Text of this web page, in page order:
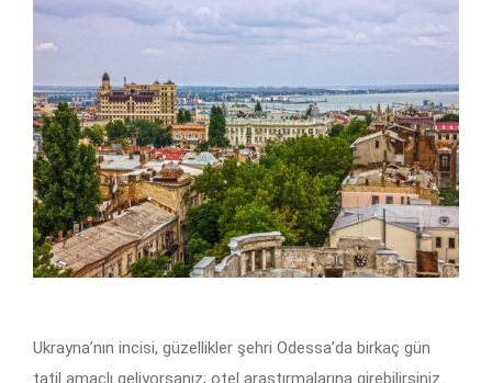
Ukrayna’nın incisi, güzellikler şehri Odessa’da birkaç gün